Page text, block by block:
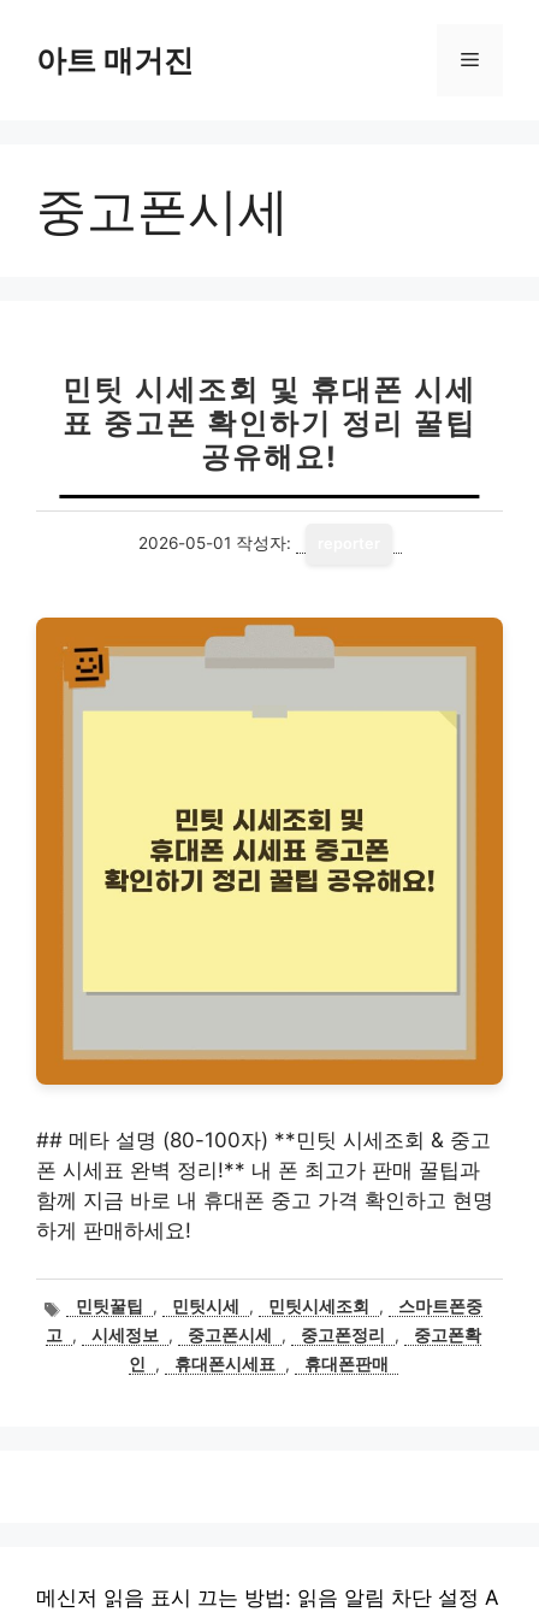
아트 매거진 메
중고폰시세
민팃 시세조회 및 휴대폰 시세
표 중고폰 확인하기 정리 꿀팁
공유해요!
2026-05-01 작성자:
## 메타 설명 (80-100자) **민팃 시세조회 & 중고
폰 시세표 완벽 정리!** 내 폰 최고가 판매 꿀팁과
함께 지금 바로 내 휴대폰 중고 가격 확인하고 현명
하게 판매하세요!
태민팃꿀팁 , 민팃시세 , 민팃시세조회 ,
스마트폰중
고
, 시세정보 , 중고폰시세 , 중고폰정리 ,
중고폰확
인
, 휴대폰시세표 , 휴대폰판매
메신저 읽음 표시 끄는 방법: 읽음 알림 차단 설정 A